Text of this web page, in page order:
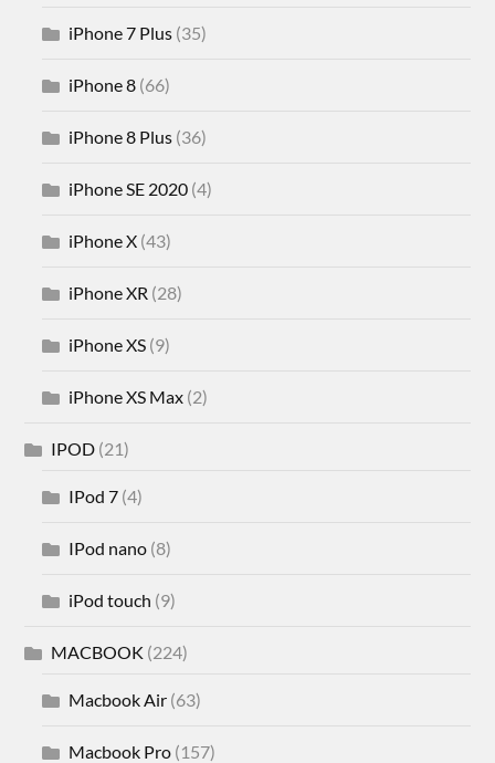
iPhone 7 Plus (35)
iPhone 8 (66)
iPhone 8 Plus (36)
iPhone SE 2020 (4)
iPhone X (43)
iPhone XR (28)
iPhone XS (9)
iPhone XS Max (2)
IPOD (21)
IPod 7 (4)
IPod nano (8)
iPod touch (9)
MACBOOK (224)
Macbook Air (63)
Macbook Pro (157)